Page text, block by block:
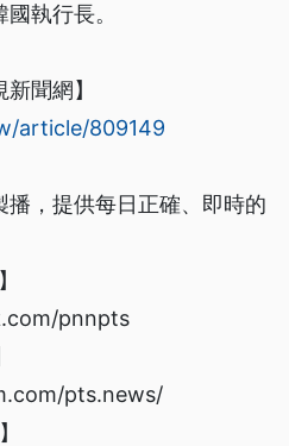
執行長。
聞網】
article/809149
，提供每日正確、即時的
pnnpts
pts.news/